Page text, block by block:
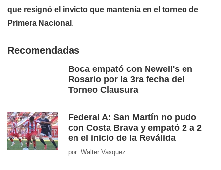
que resignó el invicto que mantenía en el torneo de
Primera Nacional .
Recomendadas
Boca empató con Newell's en
Rosario por la 3ra fecha del
Torneo Clausura
Federal A: San Martín no pudo
con Costa Brava y empató 2 a 2
en el inicio de la Reválida
por Walter Vasquez